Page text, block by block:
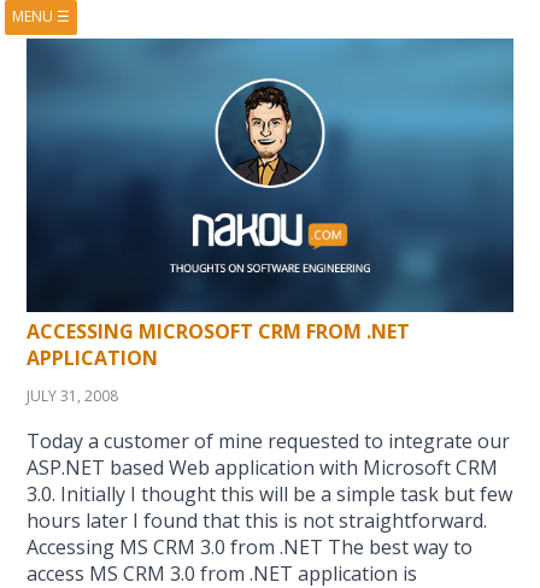
MENU ☰
ACCESSING MICROSOFT CRM FROM .NET
APPLICATION
JULY 31, 2008
Today a customer of mine requested to integrate our
ASP.NET based Web application with Microsoft CRM
3.0. Initially I thought this will be a simple task but few
hours later I found that this is not straightforward.
Accessing MS CRM 3.0 from .NET The best way to
access MS CRM 3.0 from .NET application is